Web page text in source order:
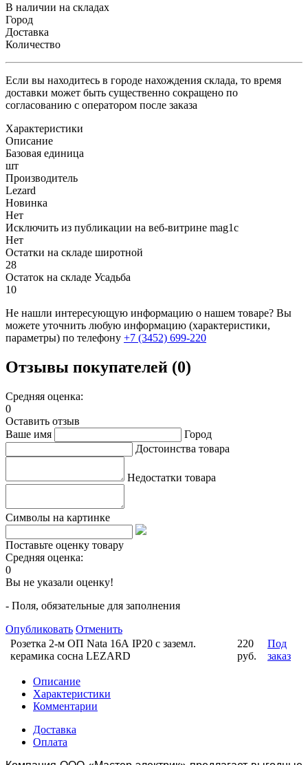
В наличии на складах
Город
Доставка
Количество
Если вы находитесь в городе нахождения склада, то время
доставки может быть существенно сокращено по
согласованию с оператором после заказа
Характеристики
Описание
Базовая единица
шт
Производитель
Lezard
Новинка
Нет
Исключить из публикации на веб-витрине mag1c
Нет
Остатки на складе широтной
28
Остаток на складе Усадьба
10
Не нашли интересующую информацию о нашем товаре? Вы
можете уточнить любую информацию (характеристики,
параметры) по телефону +7 (3452) 699-220
Отзывы покупателей (0)
Средняя оценка:
0
Оставить отзыв
Ваше имя
Город
Достоинства товара
Недостатки товара
Символы на картинке
Поставьте оценку товару
Средняя оценка:
0
Вы не указали оценку!
- Поля, обязательные для заполнения
Опубликовать Отменить
Розетка 2-м ОП Nata 16А IP20 с заземл.
керамика сосна LEZARD
220
руб.
Под
заказ
Описание
Характеристики
Комментарии
Доставка
Оплата